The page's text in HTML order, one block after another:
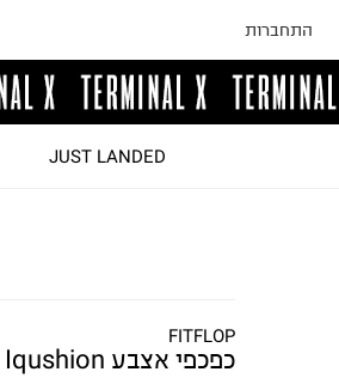
התחברות
JUST LANDED
FITFLOP